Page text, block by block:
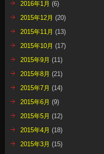
2016年1月 (6)
2015年12月 (20)
2015年11月 (13)
2015年10月 (17)
2015年9月 (11)
2015年8月 (21)
2015年7月 (14)
2015年6月 (9)
2015年5月 (12)
2015年4月 (18)
2015年3月 (15)